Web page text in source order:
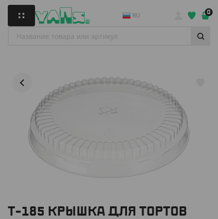
RU 0
Т-185 КРЫШКА ДЛЯ ТОРТОВ